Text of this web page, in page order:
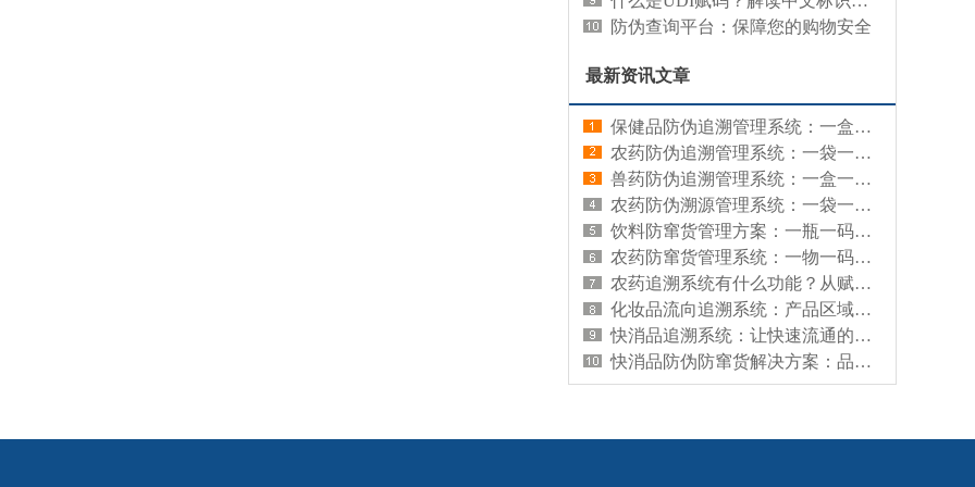
防伪查询平台：保障您的购物安全
最新资讯文章
保健品防伪追溯管理系统：一盒一码，让每盒保健品来源可查、真伪可辨
农药防伪追溯管理系统：一袋一码，让每袋农药有据可查、有源可溯
兽药防伪追溯管理系统：一盒一码，让每盒兽药来源可查、真伪可辨
农药防伪溯源管理系统：一袋一码，既防假冒又查来源
饮料防窜货管理方案：一瓶一码，从源头管住渠道流向
农药防窜货管理系统：一物一码，让每袋农药流向清晰、渠道可控
农药追溯系统有什么功能？从赋码到监管的全链路能力解析
化妆品流向追溯系统：产品区域分布的查询工具
快消品追溯系统：让快速流通的商品拥有可信数字档案
快消品防伪防窜货解决方案：品牌信任与渠道秩序的数字化守护